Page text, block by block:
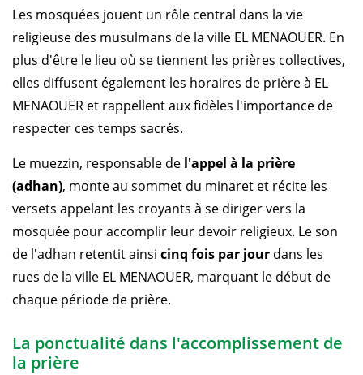
Les mosquées jouent un rôle central dans la vie
religieuse des musulmans de la ville EL MENAOUER. En
plus d'être le lieu où se tiennent les prières collectives,
elles diffusent également les horaires de prière à EL
MENAOUER et rappellent aux fidèles l'importance de
respecter ces temps sacrés.
Le muezzin, responsable de l'appel à la prière
(adhan), monte au sommet du minaret et récite les
versets appelant les croyants à se diriger vers la
mosquée pour accomplir leur devoir religieux. Le son
de l'adhan retentit ainsi cinq fois par jour dans les
rues de la ville EL MENAOUER, marquant le début de
chaque période de prière.
La ponctualité dans l'accomplissement de
la prière